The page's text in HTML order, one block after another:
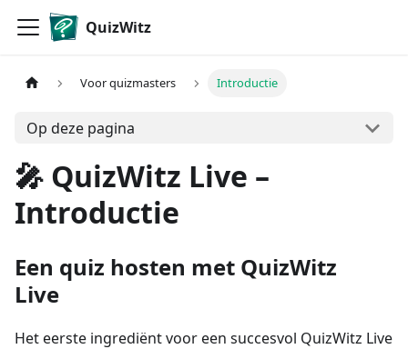
QuizWitz
Voor quizmasters Introductie
Op deze pagina
🎤 QuizWitz Live –
Introductie
Een quiz hosten met QuizWitz
Live
Het eerste ingrediënt voor een succesvol QuizWitz Live